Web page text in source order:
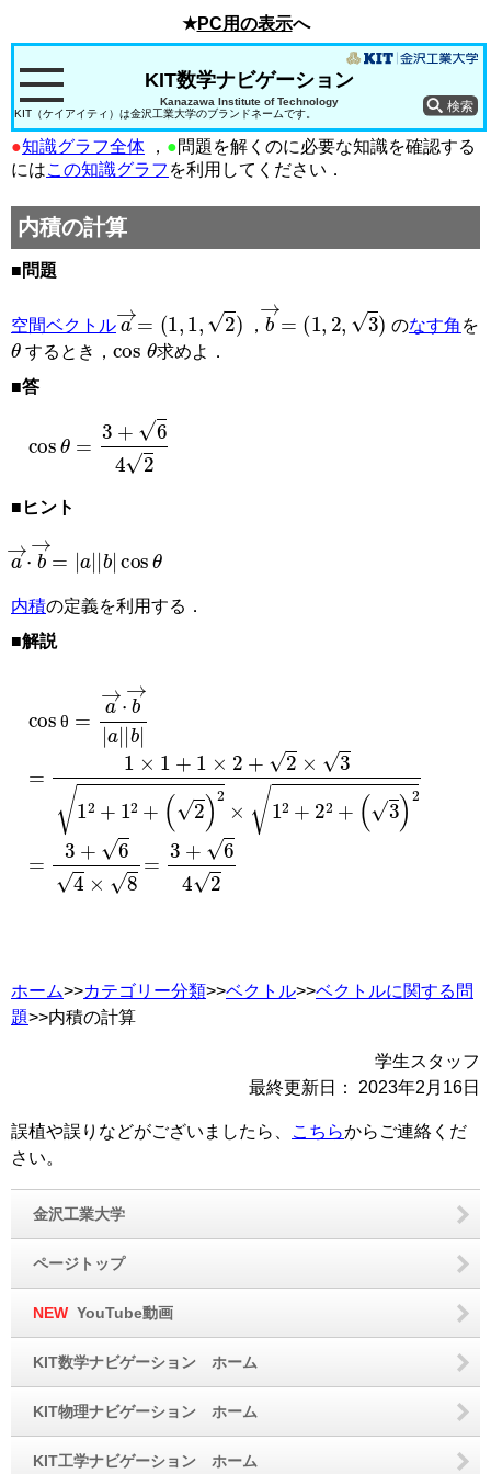
★PC用の表示へ
Kanazawa Institute of Technology
KIT数学ナビゲーション
KIT（ケイアイティ）は金沢工業大学のブランドネームです。
●知識グラフ全体 ， ●問題を解くのに必要な知識を確認する
にはこの知識グラフ を利用してください．
内積の計算
■問題
空間ベクトル
a→ =(1 ,1 )
，
b→ =(1 ,2 3)
のなす角 を
θ
するとき，
cos θ
求めよ．
■答
θ +64 2
■ヒント
a→· → =ab θ
内積の定義を利用する．
■解説
θ
→ · b→
+ 2× 3 12 + 12 + 22 ×12+ 22+
6 4× 8 +64 2
ホーム>>カテゴリー分類>>ベクトル>>ベクトルに関する問
題>>内積の計算
学生スタッフ
最終更新日： 2023年2月16日
誤植や誤りなどがございましたら、 こちらからご連絡くだ
さい。
金沢工業大学
ページトップ
NEW YouTube動画
KIT数学ナビゲーション ホーム
KIT物理ナビゲーション ホーム
KIT工学ナビゲーション ホーム